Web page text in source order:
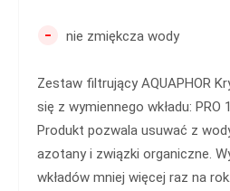
- nie zmiękcza wody
Zestaw filtrujący AQUAPHOR
się z wymiennego wkładu: PRO
Produkt pozwala usuwać z
azotany i związki organiczne.
wkładów mniej więcej raz na